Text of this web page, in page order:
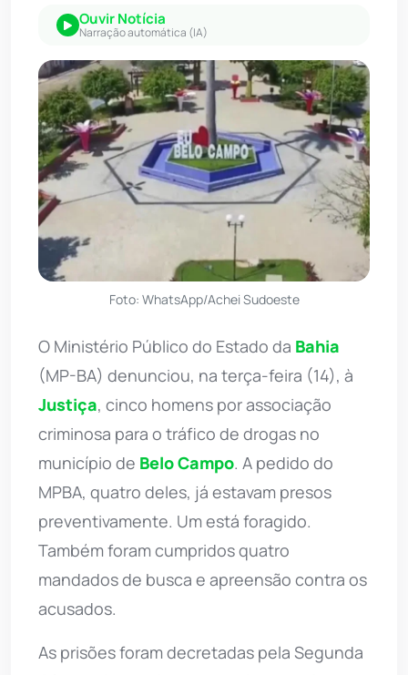
Ouvir Notícia
Narração automática (IA)
Foto: WhatsApp/Achei Sudoeste
O Ministério Público do Estado da Bahia
(MP-BA) denunciou, na terça-feira (14), à
Justiça, cinco homens por associação
criminosa para o tráfico de drogas no
município de Belo Campo. A pedido do
MPBA, quatro deles, já estavam presos
preventivamente. Um está foragido.
Também foram cumpridos quatro
mandados de busca e apreensão contra os
acusados.
As prisões foram decretadas pela Segunda